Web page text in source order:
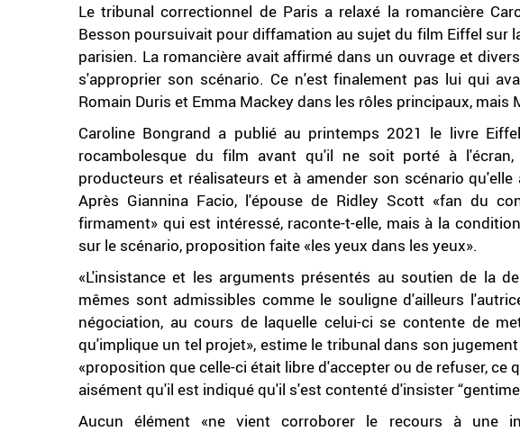
Le tribunal correctionnel de Paris a relaxé la romancière
Besson poursuivait pour diffamation au sujet du film Eiffel sur
parisien. La romancière avait affirmé dans un ouvrage et
s'approprier son scénario. Ce n'est finalement pas lui qui
Romain Duris et Emma Mackey dans les rôles principaux, mais
Caroline Bongrand a publié au printemps 2021 le livre
rocambolesque du film avant qu'il ne soit porté à
producteurs et réalisateurs et à amender son scénario
Après Giannina Facio, l'épouse de Ridley Scott «fan du
firmament» qui est intéressé, raconte-t-elle, mais à la
sur le scénario, proposition faite «les yeux dans les yeux».
«L'insistance et les arguments présentés au soutien de la
mêmes sont admissibles comme le souligne d'ailleurs
négociation, au cours de laquelle celui-ci se contente de
qu'implique un tel projet», estime le tribunal dans son
«proposition que celle-ci était libre d'accepter ou de refuser, ce
aisément qu'il est indiqué qu'il s'est contenté d'insister
Aucun élément «ne vient corroborer le recours à une